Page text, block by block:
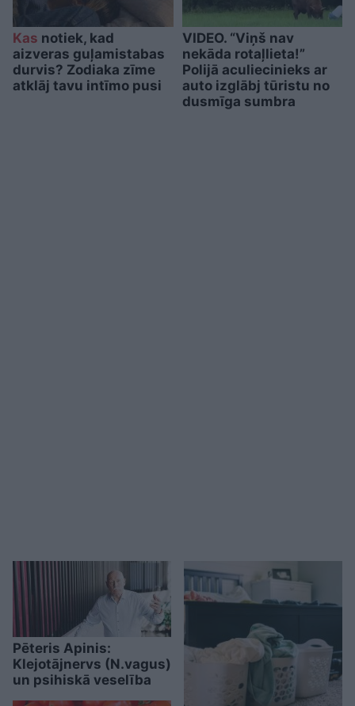
Kas notiek, kad
aizveras guļamistabas
durvis? Zodiaka zīme
atklāj tavu intīmo pusi
VIDEO. “Viņš nav
nekāda rotaļlieta!”
Polijā aculiecinieks ar
auto izglābj tūristu no
dusmīga sumbra
Pēteris Apinis:
Klejotājnervs (N.vagus)
un psihiskā veselība